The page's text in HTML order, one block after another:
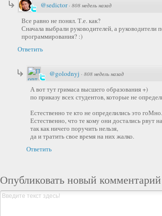
@sedictor · 808 недель назад
Все равно не понял. Т.е. как?
Сначала выбрали руководителей, а руководители
программирования? :)
Ответить
@golodnyj · 808 недель назад
А вот тут гримаса высшего образования +)
по приказу всех студентов, которые не
Естественно те кто не определились это
Естественно, что те кому они достались рвут
так как ничего поручить нельзя,
да и тратить свое время на них жалко.
Ответить
Опубликовать новый комментарий